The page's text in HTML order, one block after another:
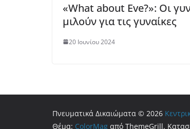
«What about Eve?»: Οι
μιλούν για τις γυναίκες
20 Ιουνίου 2024
Πνευματικά Δικαιώματα © 2026
Θέμα: ColorMag από ThemeGrill.